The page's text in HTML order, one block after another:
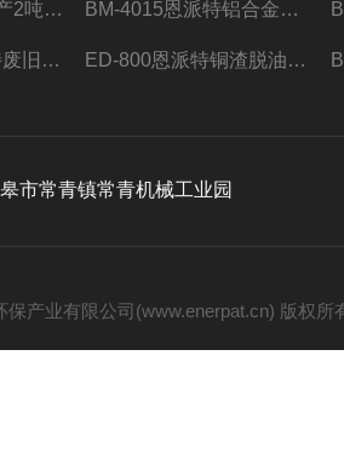
BM-6320恩派特时产2吨合金钢屑压饼机 BM-4015恩派特铝合金屑压饼机 脱油效果好
MSC-E1900恩派特废旧锂电池极片破碎处理设备 ED-800恩派特铜渣脱油机废铜屑铝屑甩油机
市常青镇常青机械工业园
保产业有限公司(www.enerpat.cn) 版权